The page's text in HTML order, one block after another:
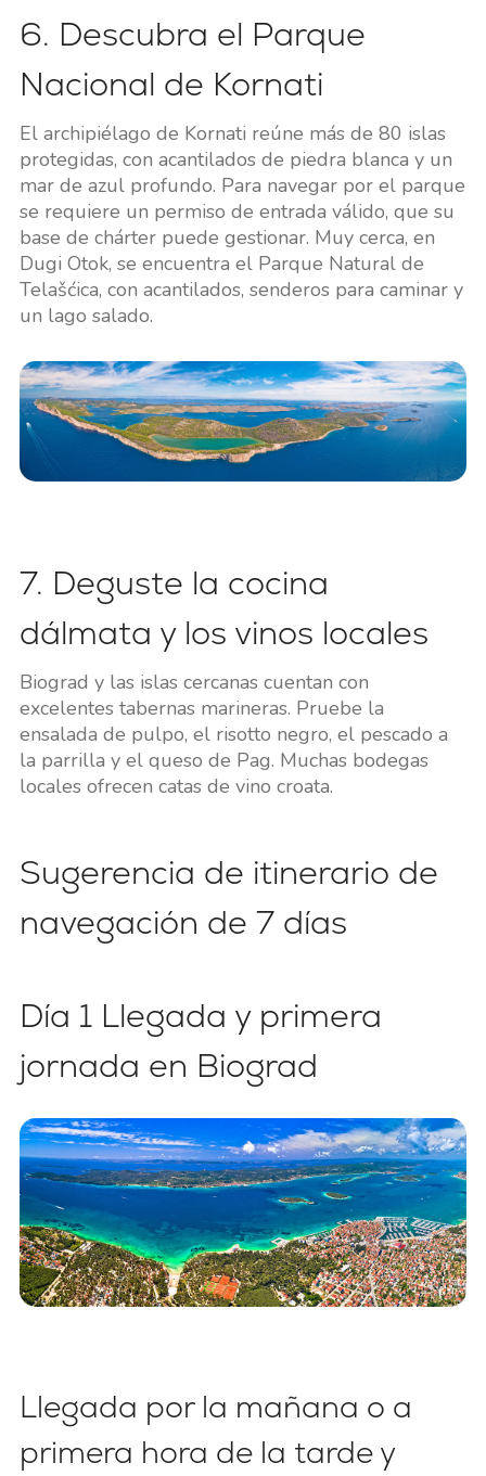
6. Descubra el Parque
Nacional de Kornati
El archipiélago de Kornati reúne más de 80 islas
protegidas, con acantilados de piedra blanca y un
mar de azul profundo. Para navegar por el parque
se requiere un permiso de entrada válido, que su
base de chárter puede gestionar. Muy cerca, en
Dugi Otok, se encuentra el Parque Natural de
Telašćica, con acantilados, senderos para caminar y
un lago salado.
7. Deguste la cocina
dálmata y los vinos locales
Biograd y las islas cercanas cuentan con
excelentes tabernas marineras. Pruebe la
ensalada de pulpo, el risotto negro, el pescado a
la parrilla y el queso de Pag. Muchas bodegas
locales ofrecen catas de vino croata.
Sugerencia de itinerario de
navegación de 7 días
Día 1 Llegada y primera
jornada en Biograd
Llegada por la mañana o a
primera hora de la tarde y